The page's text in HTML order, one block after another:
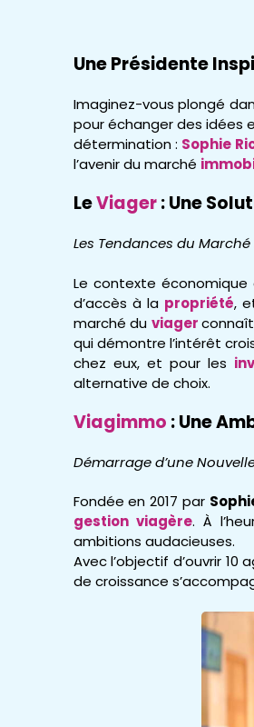
Une Présidente
Imaginez-vous plongé
pour échanger des idées
détermination : Sophie
l’avenir du marché
LeViager: Une
Les Tendances du Marché
Le contexte
d’accès à la propriété,
marché du viager
qui démontre l’intérêt
chez eux, et pour les
alternative de choix.
Viagimmo : Une
Démarrage d’une
Fondée en 2017 par
gestion viagère. À
ambitions audacieuses.
Avec l’objectif d’ouvrir
de croissance